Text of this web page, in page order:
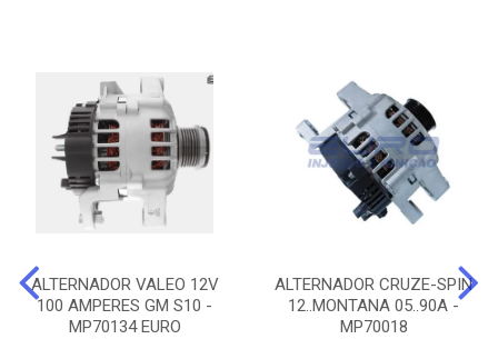
ALTERNADOR VALEO 12V
100 AMPERES GM S10 -
MP70134 EURO
ALTERNADOR CRUZE-SPIN
12..MONTANA 05..90A -
MP70018